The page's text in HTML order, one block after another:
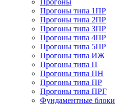
Прогоны типа 1ПР
Прогоны типа 2ПР
Прогоны типа 3ПР
Прогоны типа 4ПР
Прогоны типа 5ПР
Прогоны типа ИЖ
Прогоны типа П
Прогоны типа ПН
Прогоны типа ПР
Прогоны типа ПРГ
Фундаментные блоки